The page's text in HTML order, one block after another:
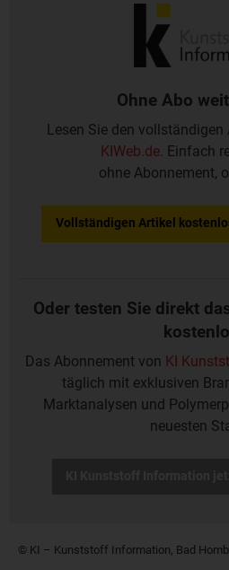
Ohne Abo
Lesen Sie den
KIWeb.de. Einfach
ohne Abonnement,
Vollständigen Artikel
Oder testen Sie direkt
Das Abonnement von KI
täglich mit exklusiven
Marktanalysen und
neuesten
© KI – Kunststoff Information, Bad